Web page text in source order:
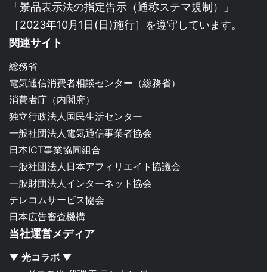
「景品表示法の指定告示（通称ステマ規制）」
［2023年10月1日(日)施行］を遵守しています。
関連サイト
総務省
電気通信消費者相談センター（総務省）
消費者庁（内閣府）
独立行政法人国民生活センター
一般社団法人電気通信事業者協会
日本ICT事業協同組合
一般社団法人日本アフィリエイト協議会
一般財団法人インターネット協会
テレコムサービス協会
日本広告審査機構
当社運営メディア
▼ 光コラボ ▼